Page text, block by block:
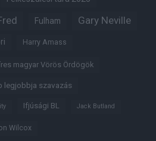
Fulham Gary Neville
Harry Amass
magyar Vörös Ördögök
legjobbja szavazás
Ifjúsági BL Jack Butland
Wilcox